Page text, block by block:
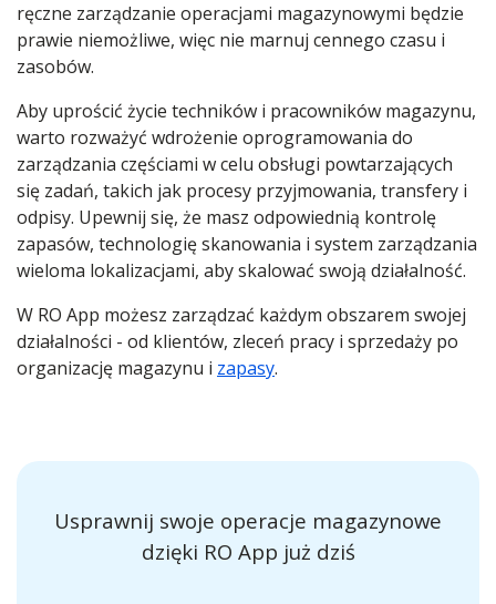
ręczne zarządzanie operacjami magazynowymi będzie
prawie niemożliwe, więc nie marnuj cennego czasu i
zasobów.
Aby uprościć życie techników i pracowników magazynu,
warto rozważyć wdrożenie oprogramowania do
zarządzania częściami w celu obsługi powtarzających
się zadań, takich jak procesy przyjmowania, transfery i
odpisy. Upewnij się, że masz odpowiednią kontrolę
zapasów, technologię skanowania i system zarządzania
wieloma lokalizacjami, aby skalować swoją działalność.
W RO App możesz zarządzać każdym obszarem swojej
działalności - od klientów, zleceń pracy i sprzedaży po
organizację magazynu i zapasy.
Usprawnij swoje operacje magazynowe
dzięki RO App już dziś